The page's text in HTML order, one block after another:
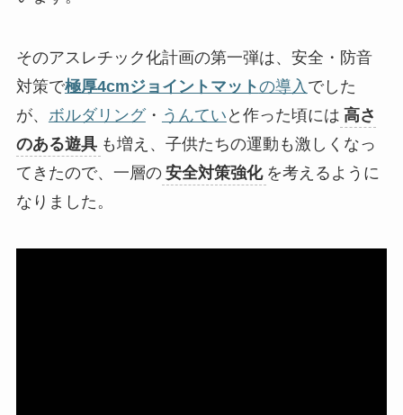
そのアスレチック化計画の第一弾は、安全・防音
対策で極厚4cmジョイントマットの導入 でした
が、 ボルダリング・ うんてい と作った頃には 高さ
のある遊具 も増え、子供たちの運動も激しくなっ
てきたので、一層の 安全対策強化 を考えるように
なりました。